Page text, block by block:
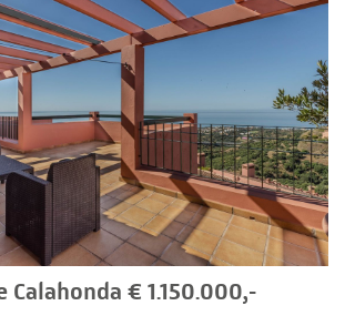
Calahonda € 1.150.000,-